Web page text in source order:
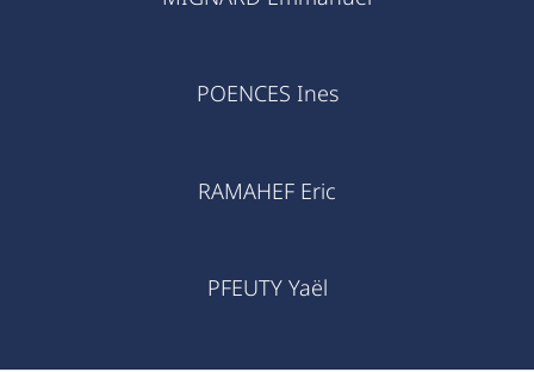
POENCES Ines
RAMAHEF Eric
PFEUTY Yaël